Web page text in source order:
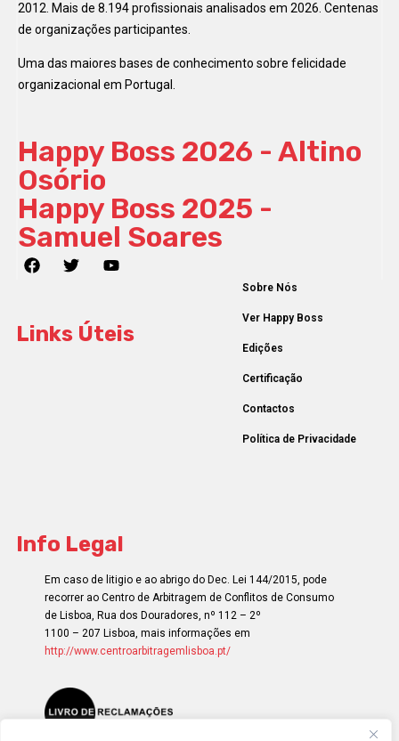
2012. Mais de 8.194 profissionais analisados em 2026. Centenas
de organizações participantes.
Uma das maiores bases de conhecimento sobre felicidade
organizacional em Portugal.
Happy Boss 2026 - Altino
Osório
Happy Boss 2025 -
Samuel Soares
Links Úteis
Sobre Nós
Ver Happy Boss
Edições
Certificação
Contactos
Política de Privacidade
Info Legal
Em caso de litigio e ao abrigo do Dec. Lei 144/2015, pode
recorrer ao Centro de Arbitragem de Conflitos de Consumo
de Lisboa, Rua dos Douradores, nº 112 – 2º
1100 – 207 Lisboa, mais informações em
http://www.centroarbitragemlisboa.pt/